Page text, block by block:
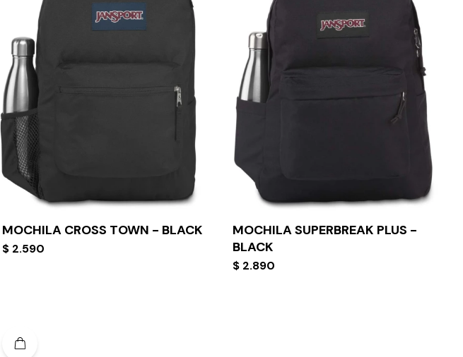
MOCHILA CROSS TOWN - BLACK
$ 2.590
MOCHILA SUPERBREAK PLUS -
BLACK
$ 2.890